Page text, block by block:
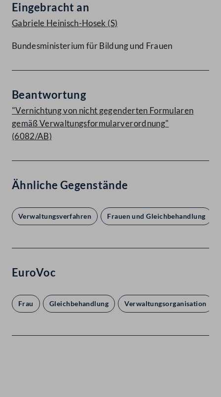
Eingebracht an
Gabriele Heinisch-Hosek (S)
Bundesministerium für Bildung und Frauen
Beantwortung
"Vernichtung von nicht gegenderten Formularen
gemäß Verwaltungsformularverordnung"
(6082/AB)
Ähnliche Gegenstände
Verwaltungsverfahren Frauen und Gleichbehandlung
EuroVoc
Frau Gleichbehandlung Verwaltungsorganisation